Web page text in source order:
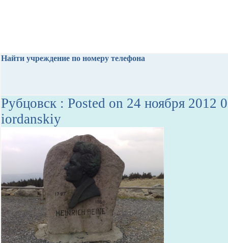
Найти учреждение по номеру телефона
Рубцовск : Posted on 24 ноября 2012
iordanskiy